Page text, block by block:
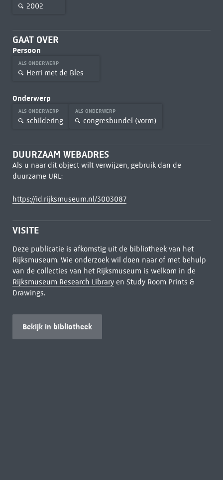
2002
GAAT OVER
Persoon
ALS ONDERWERP
Herri met de Bles
Onderwerp
ALS ONDERWERP
schildering
ALS ONDERWERP
congresbundel (vorm)
DUURZAAM WEBADRES
Als u naar dit object wilt verwijzen, gebruik dan de
duurzame URL:
https://id.rijksmuseum.nl/3003087
VISITE
Deze publicatie is afkomstig uit de bibliotheek van het
Rijksmuseum. Wie onderzoek wil doen naar of met behulp
van de collecties van het Rijksmuseum is welkom in de
Rijksmuseum Research Libraryen Study Room Prints &
Drawings.
Bekijk in bibliotheek